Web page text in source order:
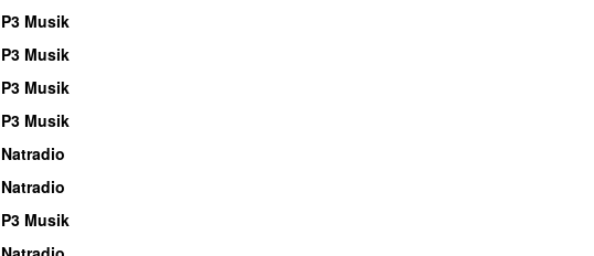
P3 Musik
P3 Musik
P3 Musik
P3 Musik
Natradio
Natradio
P3 Musik